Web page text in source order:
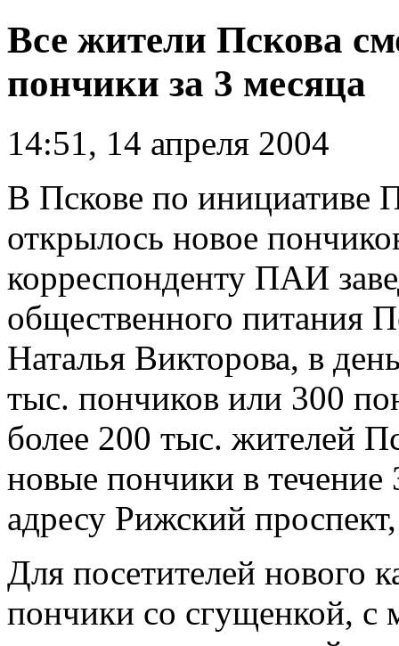
Все жители Пскова
пончики за 3 месяца
14:51, 14 апреля 2004
В Пскове по инициативе
открылось новое
корреспонденту ПАИ
общественного питания
Наталья Викторова, в
тыс. пончиков или 300
более 200 тыс. жителей
новые пончики в
адресу Рижский
Для посетителей нового
пончики со сгущенкой,